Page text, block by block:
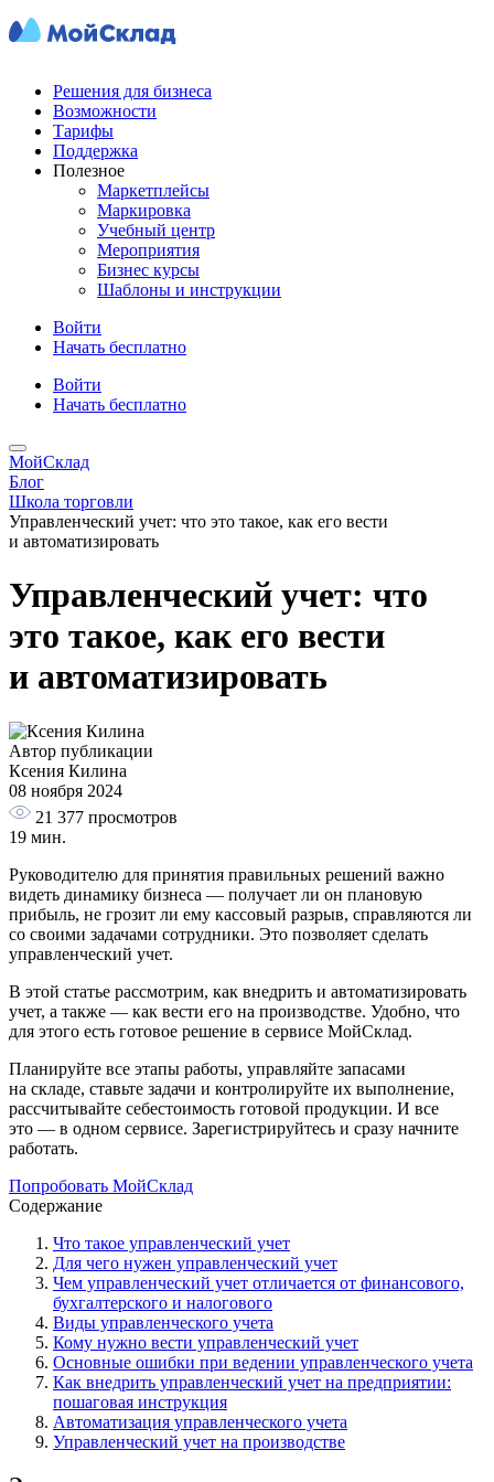
Решения для бизнеса
Возможности
Тарифы
Поддержка
Полезное
Маркетплейсы
Маркировка
Учебный центр
Мероприятия
Бизнес курсы
Шаблоны и инструкции
Войти
Начать бесплатно
Войти
Начать бесплатно
МойСклад
Блог
Школа торговли
Управленческий учет: что это такое, как его вести
и автоматизировать
Управленческий учет: что
это такое, как его вести
и автоматизировать
Автор публикации
Ксения Килина
08 ноября 2024
21 377 просмотров
19 мин.
Руководителю для принятия правильных решений важно
видеть динамику бизнеса — получает ли он плановую
прибыль, не грозит ли ему кассовый разрыв, справляются ли
со своими задачами сотрудники. Это позволяет сделать
управленческий учет.
В этой статье рассмотрим, как внедрить и автоматизировать
учет, а также — как вести его на производстве. Удобно, что
для этого есть готовое решение в сервисе МойСклад.
Планируйте все этапы работы, управляйте запасами
на складе, ставьте задачи и контролируйте их выполнение,
рассчитывайте себестоимость готовой продукции. И все
это — в одном сервисе. Зарегистрируйтесь и сразу начните
работать.
Попробовать МойСклад
Содержание
Что такое управленческий учет
Для чего нужен управленческий учет
Чем управленческий учет отличается от финансового,
бухгалтерского и налогового
Виды управленческого учета
Кому нужно вести управленческий учет
Основные ошибки при ведении управленческого учета
Как внедрить управленческий учет на предприятии:
пошаговая инструкция
Автоматизация управленческого учета
Управленческий учет на производстве